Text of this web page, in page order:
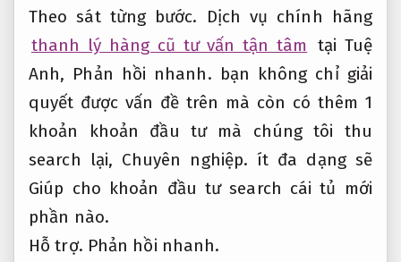
Theo sát từng bước. Dịch vụ chính hãng
thanh lý hàng cũ tư vấn tận tâm tại Tuệ
Anh, Phản hồi nhanh. bạn không chỉ giải
quyết được vấn đề trên mà còn có thêm 1
khoản khoản đầu tư mà chúng tôi thu
search lại, Chuyên nghiệp. ít đa dạng sẽ
Giúp cho khoản đầu tư search cái tủ mới
phần nào.
Hỗ trợ. Phản hồi nhanh.